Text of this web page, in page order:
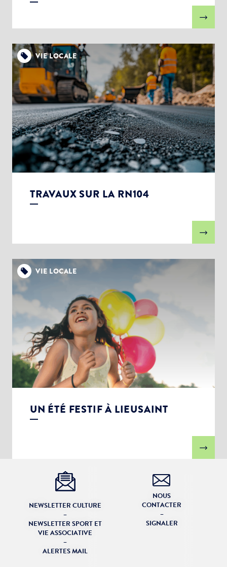
VIE LOCALE
TRAVAUX SUR LA RN104
VIE LOCALE
UN ÉTÉ FESTIF À LIEUSAINT
NEWSLETTER CULTURE
–
NEWSLETTER SPORT ET
VIE ASSOCIATIVE
–
ALERTES MAIL
NOUS
CONTACTER
–
SIGNALER